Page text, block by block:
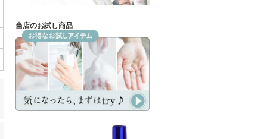
当店のお試し商品